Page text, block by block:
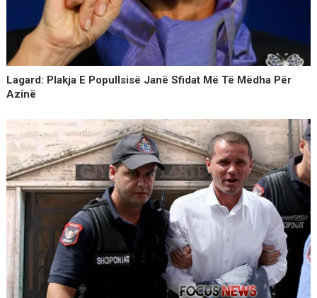
Lagard: Plakja E Popullsisë Janë Sfidat Më Të Mëdha Për
Azinë